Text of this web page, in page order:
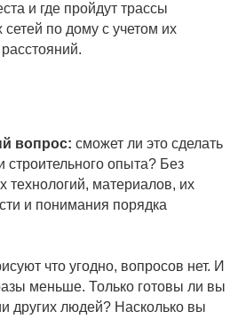
и где пройдут трассы
по дому с учетом их
вопрос: сможет ли это сделать
строительного опыта? Без
технологий, материалов, их
и понимания порядка
что угодно, вопросов нет. И
меньше. Только готовы ли вы
других людей? Насколько вы